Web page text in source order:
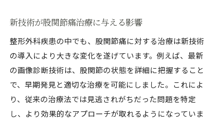
最新技術がもたらす希望の光
股関節痛治療の新たな可能性を探る
治療法の進化がもたらす希望の兆し
最新治療法によるリハビリと回復
患者の希望を実現するための治療革新
整形外科疾患の治療進化がもたらす患者への恩
恵
新技術が股関節痛治療に与える影響
整形外科疾患の中でも、股関節痛に対する治療は新技術
の導入により大きな変化を遂げています。例えば、最新
の画像診断技術は、股関節の状態を詳細に把握すること
で、早期発見と適切な治療を可能にしました。これによ
り、従来の治療法では見逃されがちだった問題を特定
し、より効果的なアプローチが取れるようになっていま